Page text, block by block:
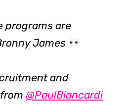
programs are
James
and
@PaulBiancardi